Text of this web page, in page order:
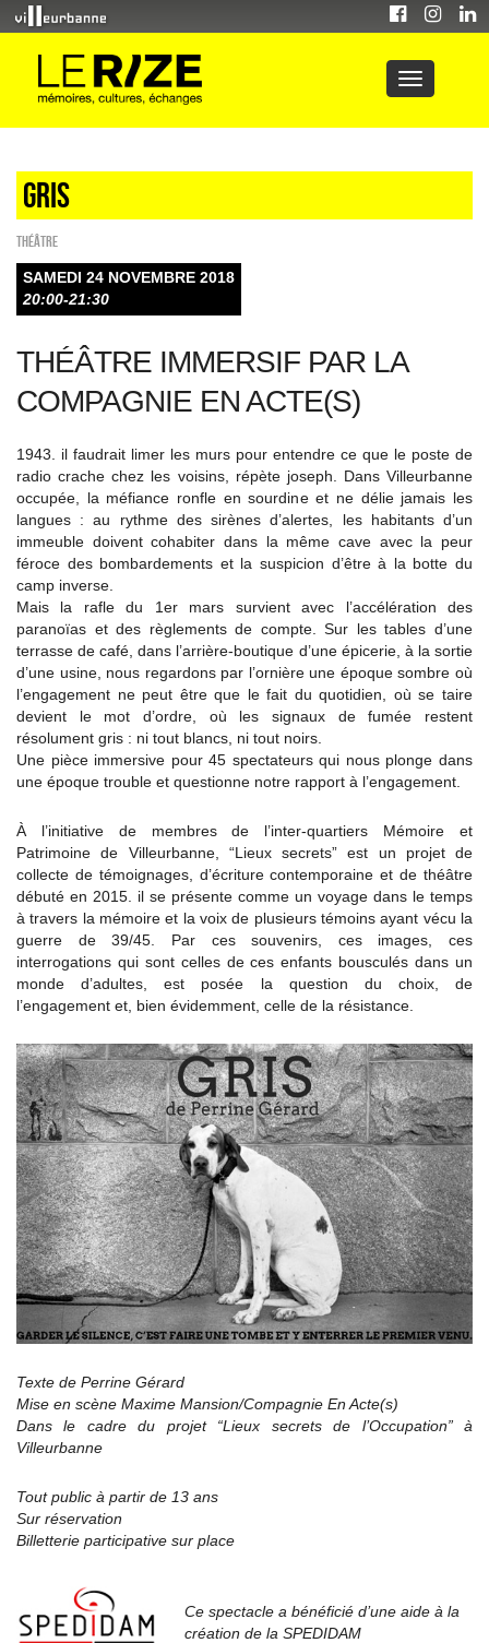
Gris
Théâtre
SAMEDI 24 NOVEMBRE 2018
20:00-21:30
THÉÂTRE IMMERSIF PAR LA
COMPAGNIE EN ACTE(S)
1943. il faudrait limer les murs pour entendre ce que le poste de
radio crache chez les voisins, répète joseph. Dans Villeurbanne
occupée, la méfiance ronfle en sourdine et ne délie jamais les
langues : au rythme des sirènes d’alertes, les habitants d’un
immeuble doivent cohabiter dans la même cave avec la peur
féroce des bombardements et la suspicion d’être à la botte du
camp inverse.
Mais la rafle du 1er mars survient avec l’accélération des
paranoïas et des règlements de compte. Sur les tables d’une
terrasse de café, dans l’arrière-boutique d’une épicerie, à la sortie
d’une usine, nous regardons par l’ornière une époque sombre où
l’engagement ne peut être que le fait du quotidien, où se taire
devient le mot d’ordre, où les signaux de fumée restent
résolument gris : ni tout blancs, ni tout noirs.
Une pièce immersive pour 45 spectateurs qui nous plonge dans
une époque trouble et questionne notre rapport à l’engagement.
À l’initiative de membres de l’inter-quartiers Mémoire et
Patrimoine de Villeurbanne, “Lieux secrets” est un projet de
collecte de témoignages, d’écriture contemporaine et de théâtre
débuté en 2015. il se présente comme un voyage dans le temps
à travers la mémoire et la voix de plusieurs témoins ayant vécu la
guerre de 39/45. Par ces souvenirs, ces images, ces
interrogations qui sont celles de ces enfants bousculés dans un
monde d’adultes, est posée la question du choix, de
l’engagement et, bien évidemment, celle de la résistance.
Texte de Perrine Gérard
Mise en scène Maxime Mansion/Compagnie En Acte(s)
Dans le cadre du projet “Lieux secrets de l’Occupation” à
Villeurbanne
Tout public à partir de 13 ans
Sur réservation
Billetterie participative sur place
Ce spectacle a bénéficié d’une aide à la
création de la SPEDIDAM